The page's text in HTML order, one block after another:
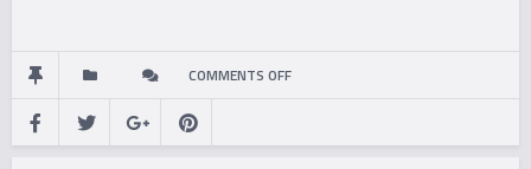
COMMENTS OFF